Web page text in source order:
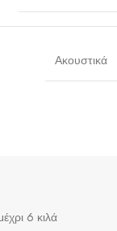
Ακουστικά
6 κιλά